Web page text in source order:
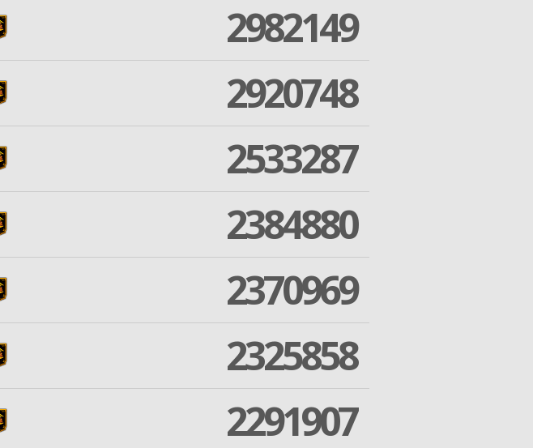
2982149
2920748
2533287
2384880
2370969
2325858
2291907